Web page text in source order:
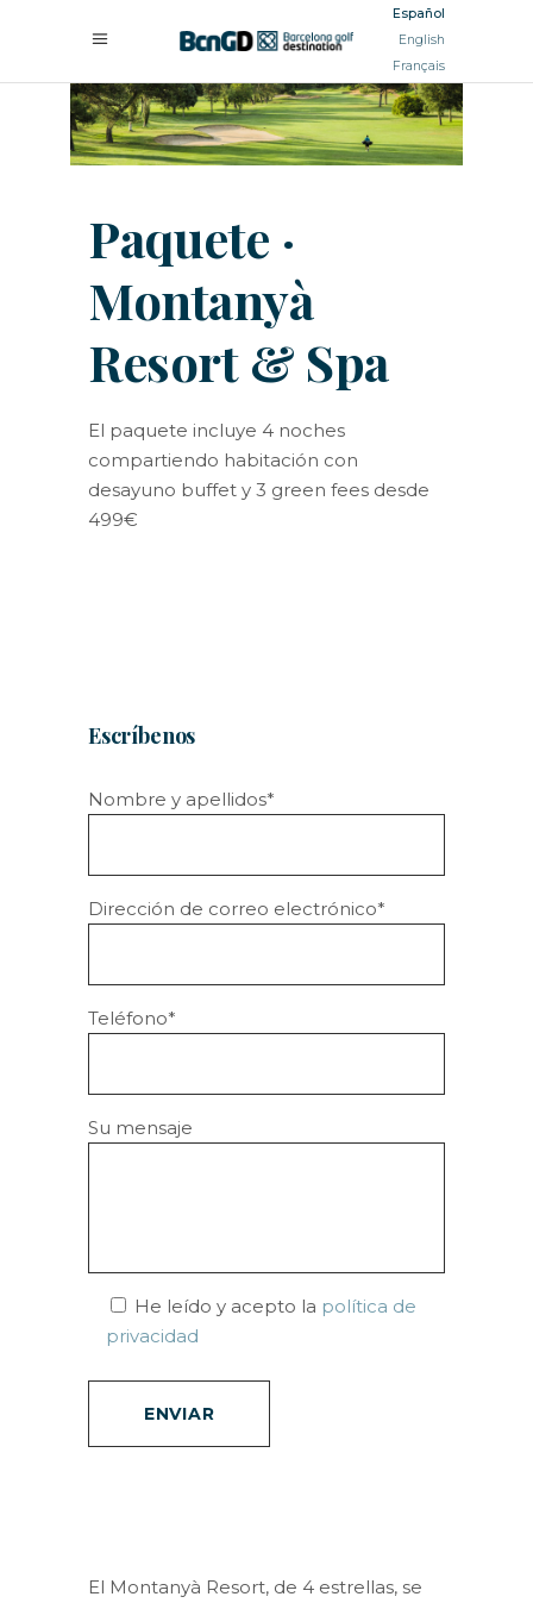
Español
English
Français
Paquete ·
Montanyà
Resort & Spa
El paquete incluye 4 noches
compartiendo habitación con
desayuno buffet y 3 green fees desde
499€
Escríbenos
Nombre y apellidos*
Dirección de correo electrónico*
Teléfono*
Su mensaje
He leído y acepto la política de
privacidad
El Montanyà Resort, de 4 estrellas, se